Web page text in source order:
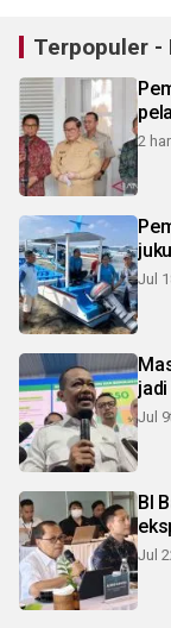
Terpopuler -
2
Jul
Jul
BI
Jul